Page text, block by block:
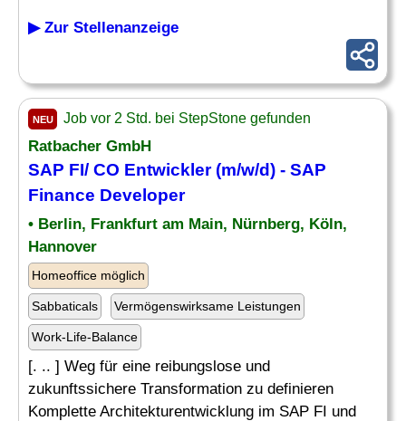
▶ Zur Stellenanzeige
NEU Job vor 2 Std. bei StepStone gefunden
Ratbacher GmbH
SAP FI/ CO Entwickler (m/w/d) - SAP
Finance Developer
• Berlin, Frankfurt am Main, Nürnberg, Köln,
Hannover
Homeoffice möglich
Sabbaticals Vermögenswirksame Leistungen
Work-Life-Balance
[. .. ] Weg für eine reibungslose und
zukunftssichere Transformation zu definieren
Komplette Architekturentwicklung im SAP FI und